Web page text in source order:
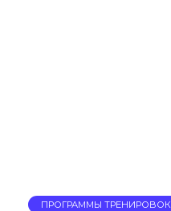
ПРОГРАММЫ ТРЕНИРОВОК